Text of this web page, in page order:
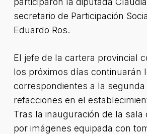
secretario de Participación
Eduardo Ros.
El jefe de la cartera provincial
los próximos días continuarán
correspondientes a la segunda
refacciones en el
Tras la inauguración de la sala
por imágenes equipada con